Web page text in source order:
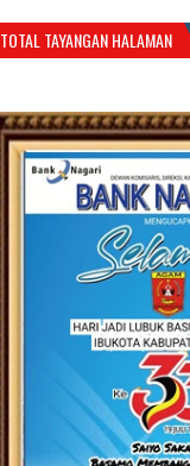
TOTAL TAYANGAN HALAMAN